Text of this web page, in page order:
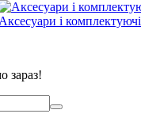
Аксесуари і комплектуючі
зараз!